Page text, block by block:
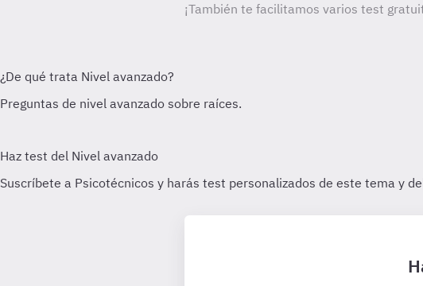
¡También te facilitamos varios test